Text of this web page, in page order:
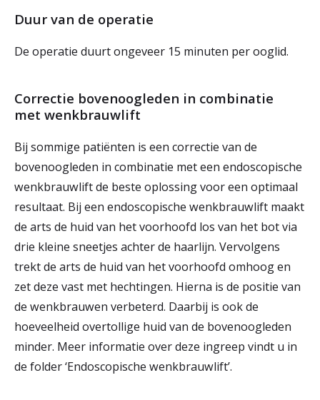
Duur van de operatie
De operatie duurt ongeveer 15 minuten per ooglid.
Correctie bovenoogleden in combinatie
met wenkbrauwlift
Bij sommige patiënten is een correctie van de
bovenoogleden in combinatie met een endoscopische
wenkbrauwlift de beste oplossing voor een optimaal
resultaat. Bij een endoscopische wenkbrauwlift maakt
de arts de huid van het voorhoofd los van het bot via
drie kleine sneetjes achter de haarlijn. Vervolgens
trekt de arts de huid van het voorhoofd omhoog en
zet deze vast met hechtingen. Hierna is de positie van
de wenkbrauwen verbeterd. Daarbij is ook de
hoeveelheid overtollige huid van de bovenoogleden
minder. Meer informatie over deze ingreep vindt u in
de folder ‘Endoscopische wenkbrauwlift’.